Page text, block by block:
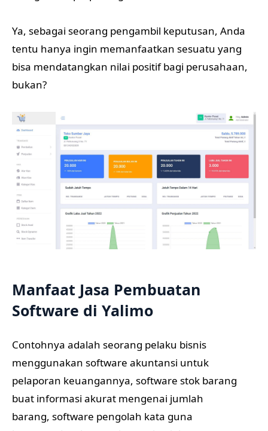
Ya, sebagai seorang pengambil keputusan, Anda
tentu hanya ingin memanfaatkan sesuatu yang
bisa mendatangkan nilai positif bagi perusahaan,
bukan?
Manfaat Jasa Pembuatan
Software di Yalimo
Contohnya adalah seorang pelaku bisnis
menggunakan software akuntansi untuk
pelaporan keuangannya, software stok barang
buat informasi akurat mengenai jumlah
barang, software pengolah kata guna